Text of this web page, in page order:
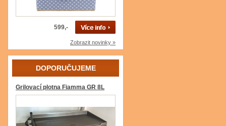
599,-
Zobrazit novinky »
DOPORUČUJEME
Grilovací plotna Fiamma GR 8L